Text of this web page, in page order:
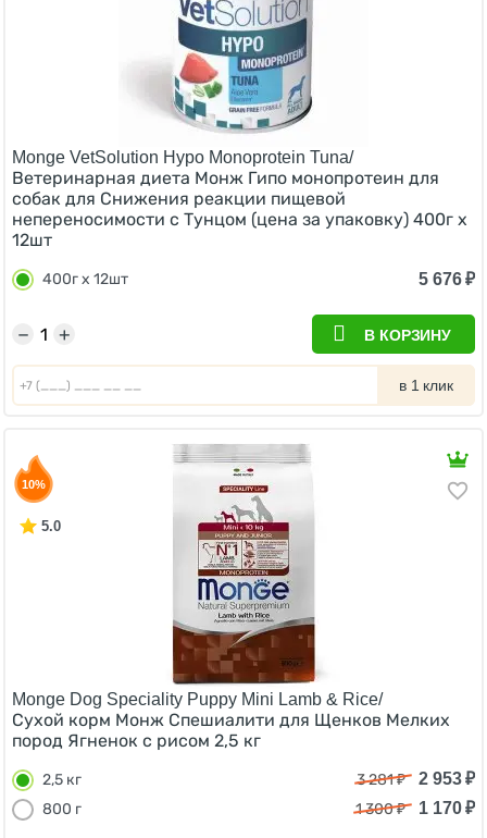
Monge VetSolution Hypo Monoprotein Tuna/
Ветеринарная диета Монж Гипо монопротеин для
собак для Снижения реакции пищевой
непереносимости с Тунцом (цена за упаковку) 400г х
12шт
400г х 12шт 5 676₽
+
− В КОРЗИНУ
в 1 клик
10%
5.0
Monge Dog Speciality Puppy Mini Lamb & Rice/
Сухой корм Монж Спешиалити для Щенков Мелких
пород Ягненок с рисом 2,5 кг
2,5 кг 3 281₽ 2 953₽
800 г
1 300₽ 1 170₽